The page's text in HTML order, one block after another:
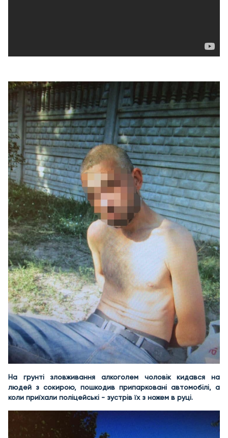
На грунті зловживання алкоголем чоловік кидався на
людей з сокирою, пошкодив припарковані автомобілі, а
коли приїхали поліцейські - зустрів їх з ножем в руці.